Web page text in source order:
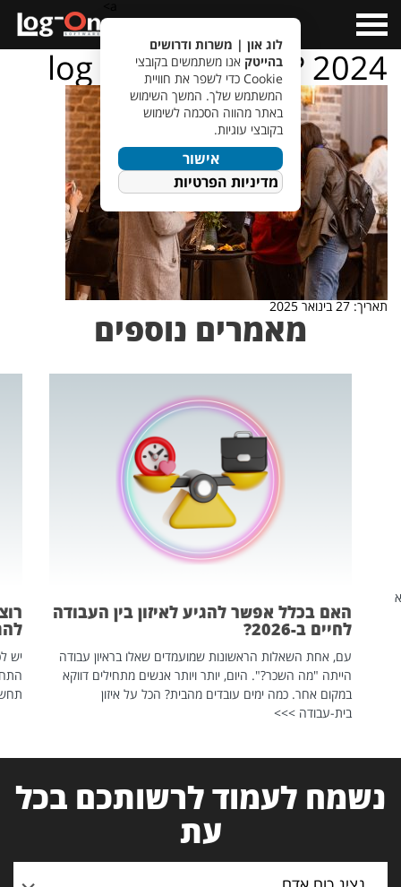
Menu
log – on – ???????? 2024
תאריך: 27 בינואר 2025
מאמרים נוספים
האם בכלל אפשר להגיע לאיזון בין העבודה
לחיים ב-2026?
עם, אחת השאלות הראשונות שמועמדים שאלו בראיון עבודה
הייתה "מה השכר?". היום, יותר ויותר אנשים מתחילים דווקא
במקום אחר. כמה ימים עובדים מהבית? הכל על איזון
בית-עבודה >>>
יש
נשמח לעמוד לרשותכם בכל
עת
לוג און | משרות ודרושים
בהייטק אנו משתמשים בקובצי
Cookie כדי לשפר את חוויית
המשתמש שלך. המשך השימוש
באתר מהווה הסכמה לשימוש
בקובצי עוגיות.
אישור
מדיניות הפרטיות